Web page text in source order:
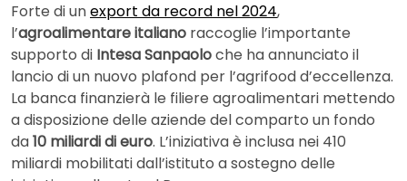
Forte di unexport da record nel 2024,
l’agroalimentare italiano raccoglie l’importante
supporto di Intesa Sanpaoloche ha annunciato il
lancio di un nuovo plafond per l’agrifood d’eccellenza.
La banca finanzierà le filiere agroalimentari mettendo
a disposizione delle aziende del comparto un fondo
da10 miliardi di euro. L’iniziativa è inclusa nei 410
miliardi mobilitati dall’istituto a sostegno delle